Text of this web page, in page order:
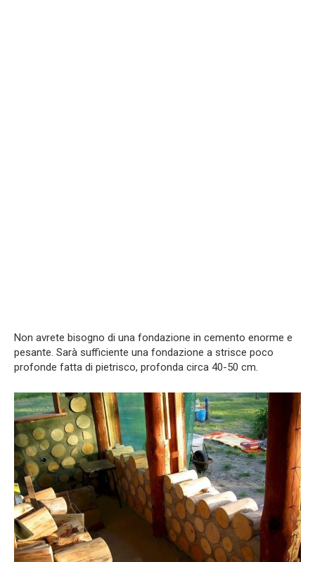
Non avrete bisogno di una fondazione in cemento enorme e
pesante. Sarà sufficiente una fondazione a strisce poco
profonde fatta di pietrisco, profonda circa 40-50 cm.